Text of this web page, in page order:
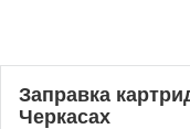
Заправка
Черкасах